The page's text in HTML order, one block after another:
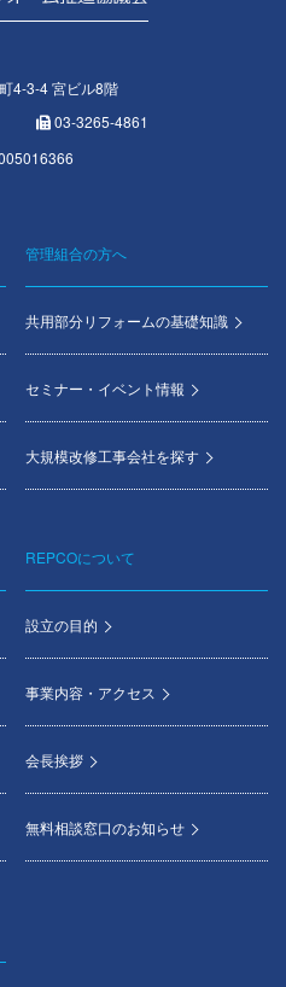
4-3-4 宮ビル8階
03-3265-4861
管理組合の方へ
共用部分リフォームの基礎知識
セミナー・イベント情報
大規模改修工事会社を探す
REPCOについて
設立の目的
事業内容・アクセス
会長挨拶
無料相談窓口のお知らせ